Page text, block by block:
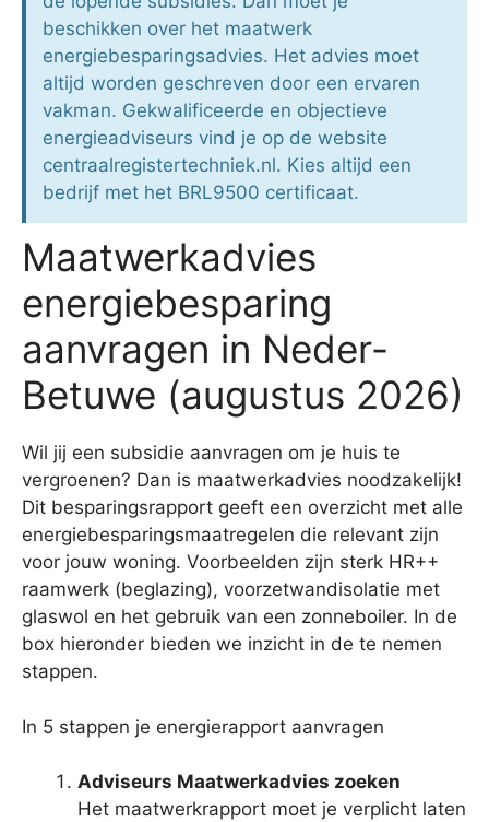
beschikken over het maatwerk
energiebesparingsadvies. Het advies moet
altijd worden geschreven door een ervaren
vakman. Gekwalificeerde en objectieve
energieadviseurs vind je op de website
centraalregistertechniek.nl. Kies altijd een
bedrijf met het BRL9500 certificaat.
Maatwerkadvies
energiebesparing
aanvragen in Neder-
Betuwe (augustus 2026)
Wil jij een subsidie aanvragen om je huis te
vergroenen? Dan is maatwerkadvies noodzakelijk!
Dit besparingsrapport geeft een overzicht met alle
energiebesparingsmaatregelen die relevant zijn
voor jouw woning. Voorbeelden zijn sterk HR++
raamwerk (beglazing), voorzetwandisolatie met
glaswol en het gebruik van een zonneboiler. In de
box hieronder bieden we inzicht in de te nemen
stappen.
In 5 stappen je energierapport aanvragen
Adviseurs Maatwerkadvies zoeken
Het maatwerkrapport moet je verplicht laten